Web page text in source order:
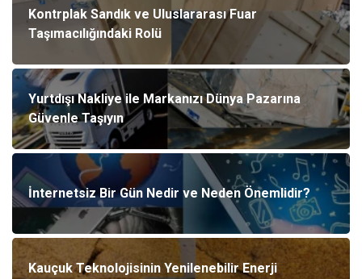
Kontrplak Sandık ve Uluslararası Fuar
Taşımacılığındaki Rolü
Yurtdışı Nakliye ile Markanızı Dünya Pazarına
Güvenle Taşıyın
İnternetsiz Bir Gün Nedir ve Neden Önemlidir?
Kauçuk Teknolojisinin Yenilenebilir Enerji